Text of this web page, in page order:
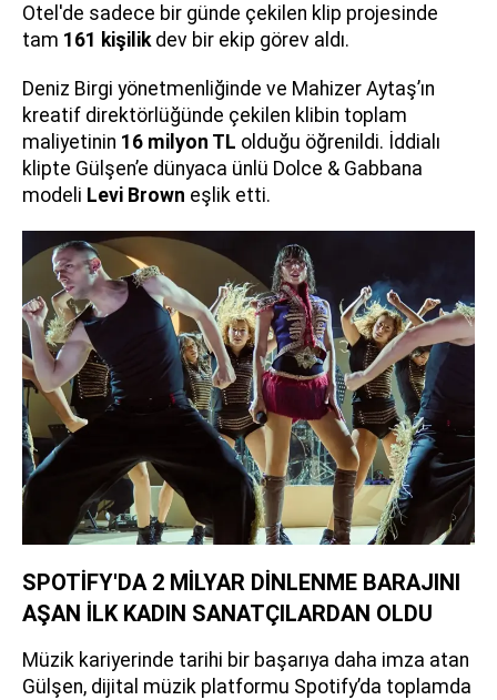
Otel'de sadece bir günde çekilen klip projesinde
tam 161 kişilikdev bir ekip görev aldı.
Deniz Birgi yönetmenliğinde ve Mahizer Aytaş’ın
kreatif direktörlüğünde çekilen klibin toplam
maliyetinin 16 milyon TL olduğu öğrenildi. İddialı
klipte Gülşen’e dünyaca ünlü Dolce & Gabbana
modeli Levi Brown eşlik etti.
SPOTİFY'DA 2 MİLYAR DİNLENME BARAJINI
AŞAN İLK KADIN SANATÇILARDAN OLDU
Müzik kariyerinde tarihi bir başarıya daha imza atan
Gülşen, dijital müzik platformu Spotify’da toplamda